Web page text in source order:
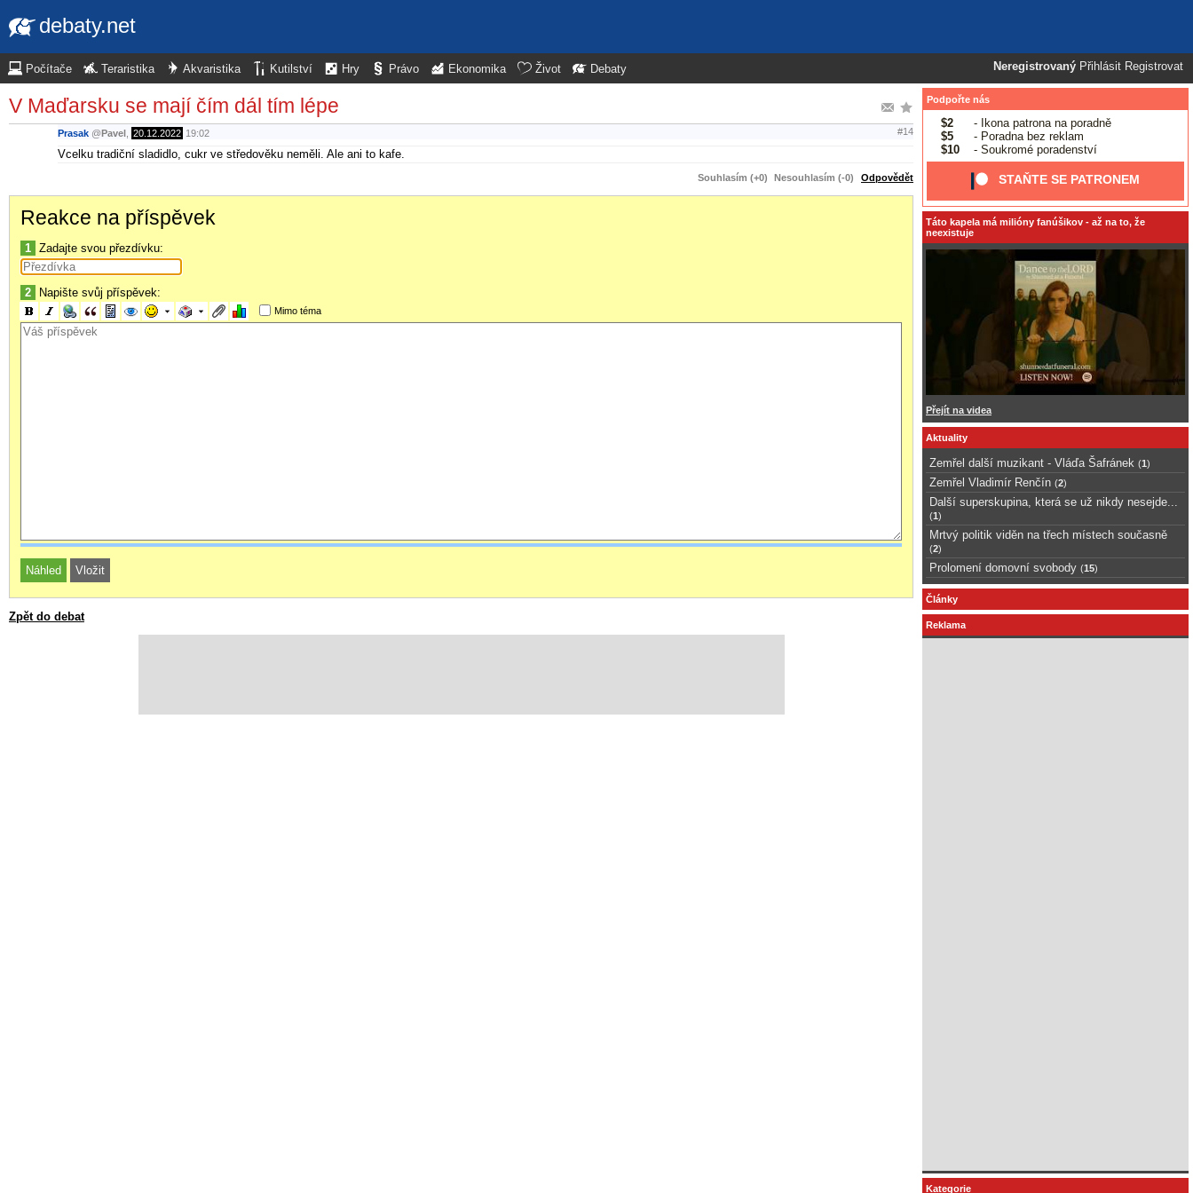
debaty.net
Neregistrovaný Přihlásit Registrovat
Počítače Teraristika Akvaristika Kutilství Hry Právo Ekonomika Život Debaty
V Maďarsku se mají čím dál tím lépe
Prasak @Pavel 20.12.2022 19:02 #14
Vcelku tradiční sladidlo, cukr ve středověku neměli. Ale ani to kafe.
Souhlasím (+0) Nesouhlasím (-0) Odpovědět
Reakce na příspěvek
1 Zadajte svou přezdívku:
2 Napište svůj příspěvek:
Mimo téma
Zpět do debat
Podpořte nás
$2
- Ikona patrona na poradně
$5
- Poradna bez reklam
$10
- Soukromé poradenství
STAŇTE SE PATRONEM
Táto kapela má milióny fanúšikov - až na to, že
neexistuje
Přejít na videa
Aktuality
Zemřel další muzikant - Vláďa Šafránek (1 )
Zemřel Vladimír Renčín (2)
Další superskupina, která se už nikdy nesejde...
(1 )
Mrtvý politik viděn na třech místech současně
(2)
Prolomení domovní svobody (15)
Články
Reklama
Kategorie